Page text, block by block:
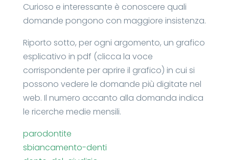
Curioso e interessante è conoscere quali
domande pongono con maggiore insistenza.
Riporto sotto, per ogni argomento, un grafico
esplicativo in pdf (clicca la voce
corrispondente per aprire il grafico) in cui si
possono vedere le domande più digitate nel
web. Il numero accanto alla domanda indica
le ricerche medie mensili.
parodontite
sbiancamento-denti